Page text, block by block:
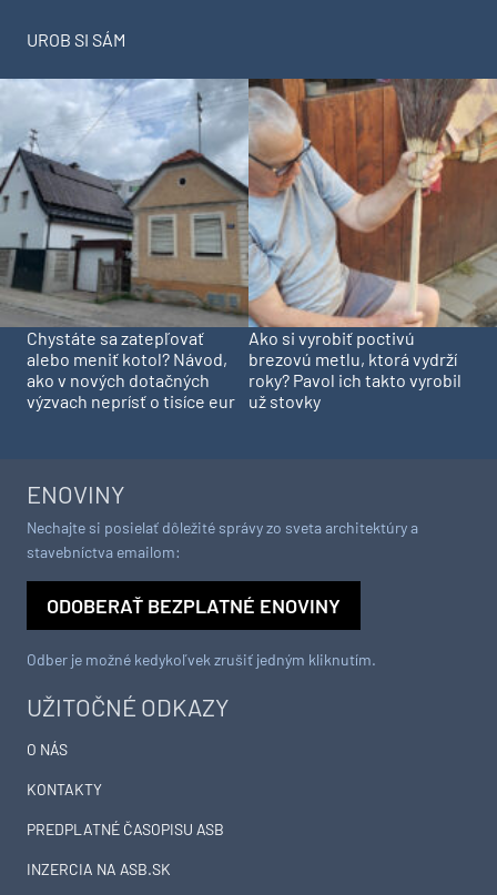
UROB SI SÁM
Chystáte sa zatepľovať
alebo meniť kotol? Návod,
ako v nových dotačných
výzvach neprísť o tisíce eur
Ako si vyrobiť poctivú
brezovú metlu, ktorá vydrží
roky? Pavol ich takto vyrobil
už stovky
UŽITOČNÉ ODKAZY
O NÁS
KONTAKTY
PREDPLATNÉ ČASOPISU ASB
INZERCIA NA ASB.SK
ENOVINY
Nechajte si posielať dôležité správy zo sveta architektúry a
stavebníctva emailom:
ODOBERAŤ BEZPLATNÉ ENOVINY
Odber je možné kedykoľvek zrušiť jedným kliknutím.